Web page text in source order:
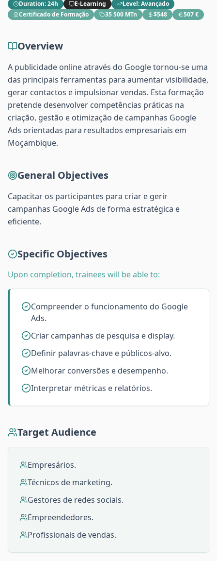
Duration:24h E-Learning Level:Avançado
Certificado de Formação
35 500 MTn $548 507 €
Overview
A publicidade online através do Google tornou-se uma
das principais ferramentas para aumentar visibilidade,
gerar contactos e impulsionar vendas. Esta formação
pretende desenvolver competências práticas na
criação, gestão e otimização de campanhas Google
Ads orientadas para resultados empresariais em
Moçambique.
General Objectives
Capacitar os participantes para criar e gerir
campanhas Google Ads de forma estratégica e
eficiente.
Specific Objectives
Upon completion, trainees will be able to:
Compreender o funcionamento do Google
Ads.
Criar campanhas de pesquisa e display.
Definir palavras-chave e públicos-alvo.
Melhorar conversões e desempenho.
Interpretar métricas e relatórios.
Target Audience
Empresários.
Técnicos de marketing.
Gestores de redes sociais.
Empreendedores.
Profissionais de vendas.